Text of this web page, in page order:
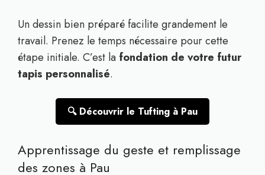
Un dessin bien préparé facilite grandement le
travail. Prenez le temps nécessaire pour cette
étape initiale. C’est la fondation de votre futur
tapis personnalisé.
🔍 Découvrir le Tufting à Pau
Apprentissage du geste et remplissage
des zones à Pau